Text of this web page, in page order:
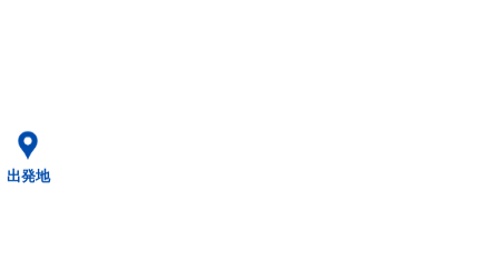
出発地